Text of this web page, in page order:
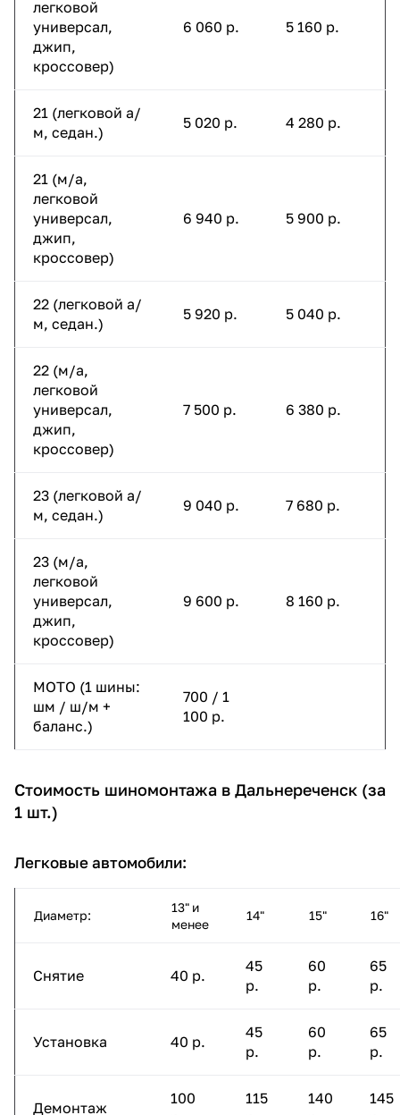
легковой
универсал,
джип,
кроссовер)
6 060 р. 5 160 р.
21 (легковой а/
м, седан.)
5 020 р. 4 280 р.
21 (м/а,
легковой
универсал,
джип,
кроссовер)
6 940 р. 5 900 р.
22 (легковой а/
м, седан.)
5 920 р. 5 040 р.
22 (м/а,
легковой
универсал,
джип,
кроссовер)
7 500 р. 6 380 р.
23 (легковой а/
м, седан.)
9 040 р. 7 680 р.
23 (м/а,
легковой
универсал,
джип,
кроссовер)
9 600 р. 8 160 р.
МОТО (1 шины:
шм / ш/м +
баланс.)
700 / 1
100 р.
Стоимость шиномонтажа в Дальнереченск (за
1 шт.)
Легковые автомобили:
Диаметр:
13" и
менее
14" 15" 16"
Снятие 40 р.
45
р.
60
р.
65
р.
Установка 40 р.
45
р.
60
р.
65
р.
Демонтаж
100
115
140
145